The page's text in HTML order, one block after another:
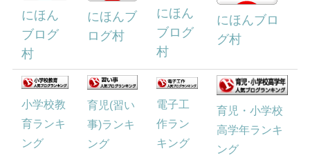
にほん
ブログ
村
にほんブ
ログ村
にほん
ブログ
村
にほんブロ
グ村
小学校教
育ランキ
ング
育児(習い
事)ランキ
ング
電子工
作ラン
キング
育児・小学校
高学年ランキ
ング